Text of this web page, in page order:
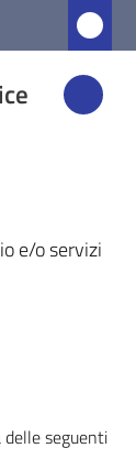
e/o servizi
delle seguenti